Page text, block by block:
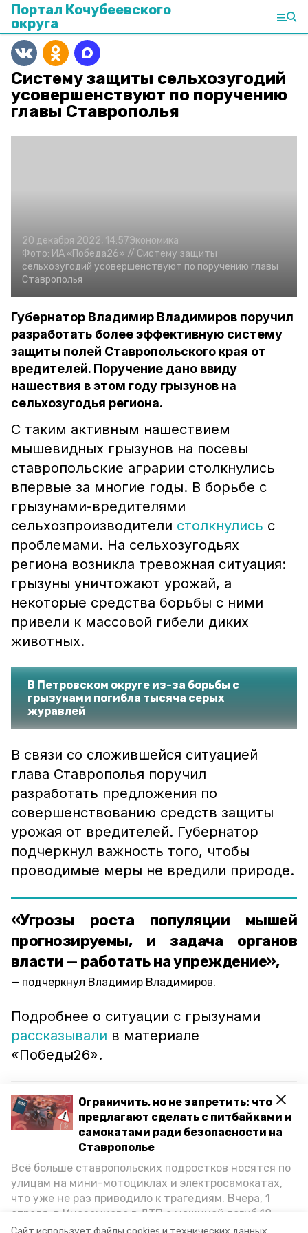
Ограничить, но не запретить: что
предлагают сделать с питбайками и
самокатами ради безопасности на
Ставрополье
Всё больше ставропольских подростков носятся по
улицам на мини-мотоциклах и электросамокатах,
что уже не раз приводило к трагедиям. Вчера, 1
апреля, в Иноземцево в ДТП с машиной погиб 18-
летний пассажир питбайка, катавшийся без шлема.
Портал Кочубеевского
округа
Систему защиты сельхозугодий
усовершенствуют по поручению
главы Ставрополья
20 декабря 2022, 14:57Экономика
Фото: ИА «Победа26» // Систему защиты
сельхозугодий усовершенствуют по поручению главы
Ставрополья
Губернатор Владимир Владимиров поручил
разработать более эффективную систему
защиты полей Ставропольского края от
вредителей. Поручение дано ввиду
нашествия в этом году грызунов на
сельхозугодья региона.
С таким активным нашествием
мышевидных грызунов на посевы
ставропольские аграрии столкнулись
впервые за многие годы. В борьбе с
грызунами-вредителями
сельхозпроизводители столкнулись с
проблемами. На сельхозугодьях
региона возникла тревожная ситуация:
грызуны уничтожают урожай, а
некоторые средства борьбы с ними
привели к массовой гибели диких
животных.
В Петровском округе из-за борьбы с
грызунами погибла тысяча серых
журавлей
В связи со сложившейся ситуацией
глава Ставрополья поручил
разработать предложения по
совершенствованию средств защиты
урожая от вредителей. Губернатор
подчеркнул важность того, чтобы
проводимые меры не вредили природе.
«Угрозы роста популяции мышей
прогнозируемы, и задача органов
власти — работать на упреждение»,
подчеркнул Владимир Владимиров.
Подробнее о ситуации с грызунами
рассказывали в материале
«Победы26».
Читайте также:
Массовое нашествие грызунов на поля
Ставрополья случилось впервые с 2007 года
гибель животных гибель птиц